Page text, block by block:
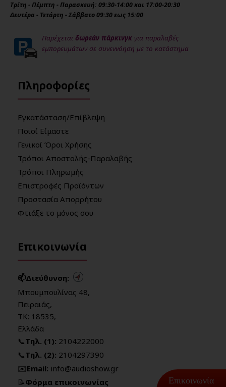
Επικοινωνία
Τρίτη - Πέμπτη - Παρασκευή: 09:30-14:00 και 17:00-20:30
Δευτέρα - Τετάρτη - Σάββατο 09:30 εως 15:00
Παρέχεται δωρεάν πάρκινγκ για παραλαβές
εμπορευμάτων σε συνεννόηση με το κατάστημα
Πληροφορίες
Εγκατάσταση/Επίβλεψη
Ποιοί Είμαστε
Γενικοί Όροι Χρήσης
Τρόποι Αποστολής-Παραλαβής
Τρόποι Πληρωμής
Επιστροφές Προϊόντων
Προστασία Απορρήτου
Φτιάξε το μόνος σου
Επικοινωνία
📫Διεύθυνση:
Μπουμπουλίνας 48,
Πειραιάς,
ΤΚ: 18535,
Ελλάδα
📞Τηλ. (1): 2104222000
📞Τηλ. (2): 2104297390
✉️Email: info@audioshow.gr
📝Φόρμα επικοινωνίας